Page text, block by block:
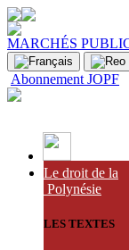
MARCHÉS
Abonnement JOPF
Le droit de la
Polynésie
LES TEXTES